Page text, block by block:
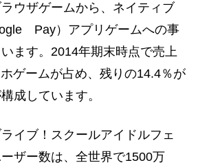
ウザゲームから、ネイティブ
Pay）アプリゲームへの事
ます。2014年期末時点で売上
ゲームが占め、残りの14.4％が
成しています。
イブ！スクールアイドルフェ
ザー数は、全世界で1500万